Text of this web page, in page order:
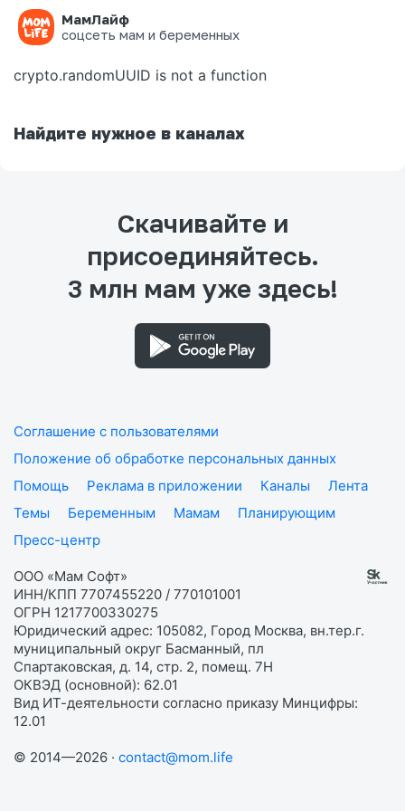
МамЛайф
соцсеть мам и беременных
Ошибка на странице
crypto.randomUUID is not a function
Найдите нужное в каналах
Скачивайте и
присоединяйтесь.
3 млн мам уже здесь!
Соглашение с пользователями
Положение об обработке персональных данных
Помощь
Реклама в приложении Каналы
Лента
Темы
Беременным Мамам
Планирующим
Пресс-центр
ООО «Мам Софт»
ИНН/КПП 7707455220 / 770101001
ОГРН 1217700330275
Юридический адрес: 105082, Город Москва, вн.тер.г.
муниципальный округ Басманный, пл
Спартаковская, д. 14, стр. 2, помещ. 7Н
ОКВЭД (основной): 62.01
Вид ИТ-деятельности согласно приказу Минцифры:
12.01
© 2014—2026 · contact@mom.life